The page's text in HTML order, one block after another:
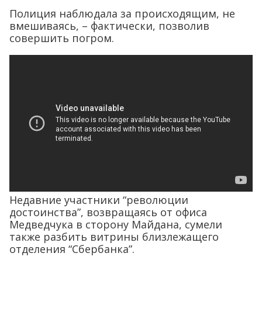
Полиция наблюдала за происходящим, не
вмешиваясь, – фактически, позволив
совершить погром.
Недавние участники “революции
достоинства”, возвращаясь от офиса
Медведчука в сторону Майдана, сумели
также разбить витрины близлежащего
отделения “Сбербанка”.